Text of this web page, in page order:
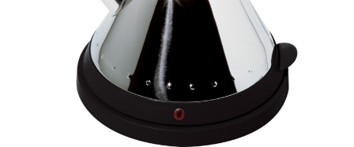
& Sähkövatkaimet